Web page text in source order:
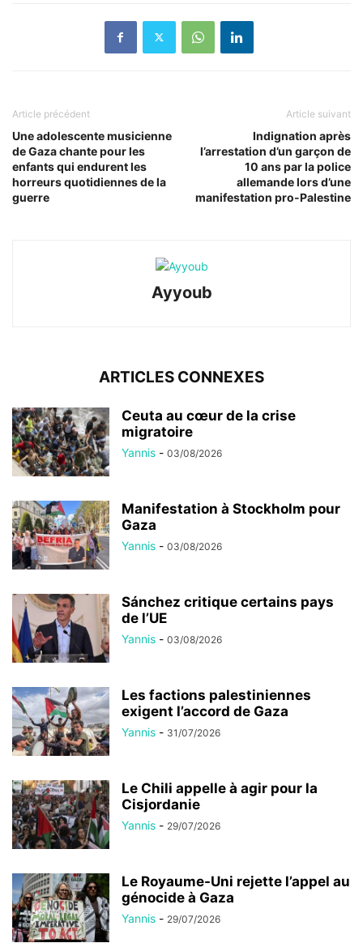
Article précédent
Une adolescente musicienne
de Gaza chante pour les
enfants qui endurent les
horreurs quotidiennes de la
guerre
Article suivant
Indignation après
l’arrestation d’un garçon de
10 ans par la police
allemande lors d’une
manifestation pro-Palestine
Ayyoub
ARTICLES CONNEXES
Ceuta au cœur de la crise
migratoire
Yannis - 03/08/2026
Manifestation à Stockholm pour
Gaza
Yannis - 03/08/2026
Sánchez critique certains pays
de l’UE
Yannis - 03/08/2026
Les factions palestiniennes
exigent l’accord de Gaza
Yannis - 31/07/2026
Le Chili appelle à agir pour la
Cisjordanie
Yannis - 29/07/2026
Le Royaume-Uni rejette l’appel au
génocide à Gaza
Yannis - 29/07/2026